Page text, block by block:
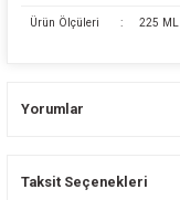
Ürün Ölçüleri : 225 ML
Yorumlar
Taksit Seçenekleri